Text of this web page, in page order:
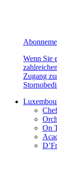
Wenn Sie
Zugang
On